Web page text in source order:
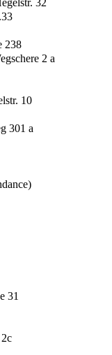
238
2 a
10
301 a
31